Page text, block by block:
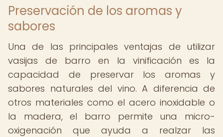
Preservación de los aromas y
sabores
Una de las principales ventajas de utilizar
vasijas de barro en la vinificación es la
capacidad de preservar los aromas y
sabores naturales del vino. A diferencia de
otros materiales como el acero inoxidable o
la madera, el barro permite una micro-
oxigenación que ayuda a realzar las